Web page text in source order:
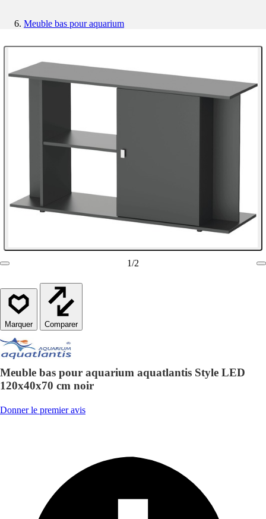
Meuble bas pour aquarium
1/2
Comparer
Meuble bas pour aquarium aquatlantis Style LED
120x40x70 cm noir
Donner le premier avis